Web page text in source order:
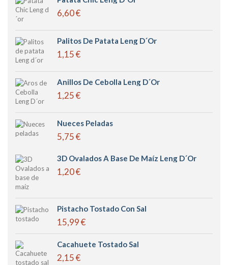
6,60 €
Palitos De Patata Leng D´or
1,15 €
Anillos De Cebolla Leng D´or
1,25 €
Nueces Peladas
5,75 €
3D Ovalados A Base De Maíz Leng D´or
1,20 €
Pistacho Tostado Con Sal
15,99 €
Cacahuete Tostado Sal
2,15 €